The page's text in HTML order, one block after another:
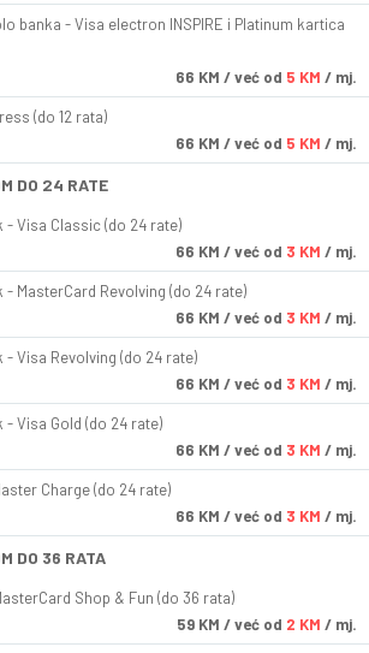
banka - Visa electron INSPIRE i Platinum kartica
66 KM / već od 5 KM / mj.
(do 12 rata)
66 KM / već od 5 KM / mj.
DO 24 RATE
- Visa Classic (do 24 rate)
66 KM / već od 3 KM / mj.
- MasterCard Revolving (do 24 rate)
66 KM / već od 3 KM / mj.
- Visa Revolving (do 24 rate)
66 KM / već od 3 KM / mj.
- Visa Gold (do 24 rate)
66 KM / već od 3 KM / mj.
Charge (do 24 rate)
66 KM / već od 3 KM / mj.
DO 36 RATA
Shop & Fun (do 36 rata)
59 KM / već od 2 KM / mj.